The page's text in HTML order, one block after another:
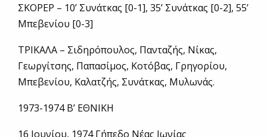
ΣΚΟΡΕΡ – 10’ Συνάτκας [0-1], 35’ Συνάτκας [0-2], 55’
Μπεβενίου [0-3]
ΤΡΙΚΑΛΑ – Σιδηρόπουλος, Πανταζής, Νίκας,
Γεωργίτσης, Παπασίμος, Κοτόβας, Γρηγορίου,
Μπεβενίου, Καλατζής, Συνάτκας, Μυλωνάς.
1973-1974 Β’ ΕΘΝΙΚΗ
16 Ιουνίου, 1974 Γήπεδο Νέας Ιωνίας